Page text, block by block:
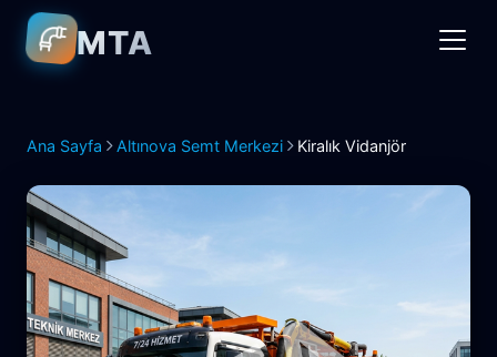
MTA
Ana Sayfa Altınova Semt Merkezi Kiralık Vidanjör